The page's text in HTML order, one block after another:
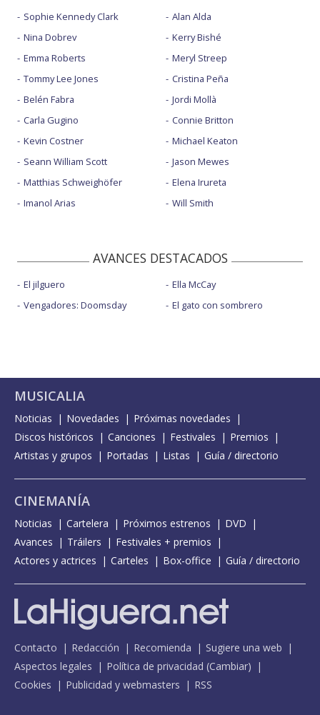
Sophie Kennedy Clark
Nina Dobrev
Emma Roberts
Tommy Lee Jones
Belén Fabra
Carla Gugino
Kevin Costner
Seann William Scott
Matthias Schweighöfer
Imanol Arias
Alan Alda
Kerry Bishé
Meryl Streep
Cristina Peña
Jordi Mollà
Connie Britton
Michael Keaton
Jason Mewes
Elena Irureta
Will Smith
AVANCES DESTACADOS
El jilguero
Vengadores: Doomsday
Ella McCay
El gato con sombrero
MUSICALIA
Noticias Novedades
Próximas novedades
Discos históricos
Canciones Festivales
Premios
Artistas y grupos
Portadas Listas Guía / directorio
CINEMANÍA
Noticias Cartelera Próximos estrenos
DVD
Avances
Tráilers
Festivales + premios
Actores y actrices
Carteles Box-office Guía / directorio
Contacto Redacción Recomienda
Sugiere una web
Aspectos legales
Política de privacidad (Cambiar)
Cookies
Publicidad y webmasters RSS